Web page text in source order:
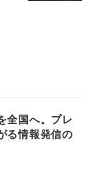
全国へ。プレ
る情報発信の